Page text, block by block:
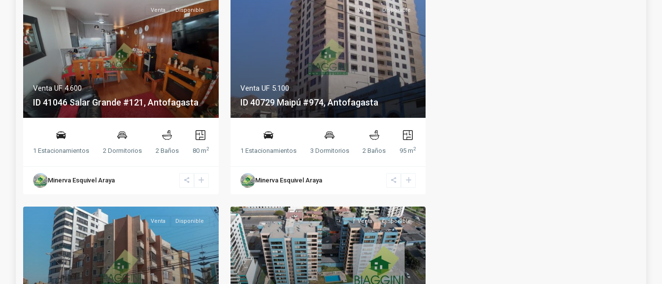
Venta Disponible
Venta UF 4.600
ID 41046 Salar Grande #121, Antofagasta
1 Estacionamientos 2 Dormitorios 2 Baños 80 m2
Minerva Esquivel Araya
Venta Disponible
VentaUF 5.100
ID 40729 Maipú #974, Antofagasta
1 Estacionamientos 3 Dormitorios 2 Baños 95 m2
Minerva Esquivel Araya
Venta Disponible Venta Disponible